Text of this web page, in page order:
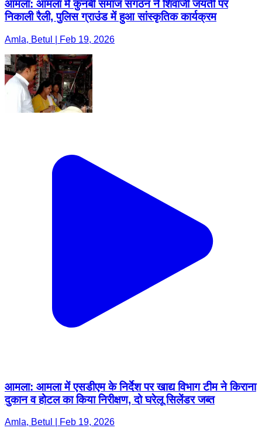
आमला: आमला में कुनबी समाज संगठन ने शिवाजी जयंती पर
निकाली रैली, पुलिस ग्राउंड में हुआ सांस्कृतिक कार्यक्रम
Amla, Betul | Feb 19, 2026
आमला: आमला में एसडीएम के निर्देश पर खाद्य विभाग टीम ने किराना
दुकान व होटल का किया निरीक्षण, दो घरेलू सिलेंडर जब्त
Amla, Betul | Feb 19, 2026